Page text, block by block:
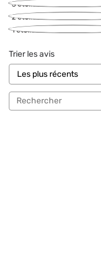
3étoiles
2étoiles
1étoile
Trier les avis